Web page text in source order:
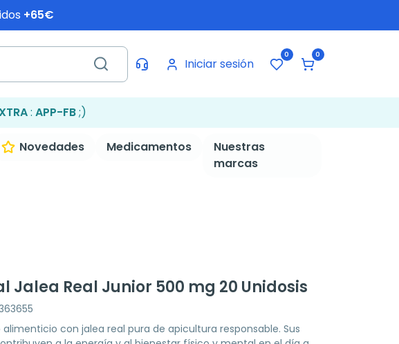
+65€
Iniciar sesión
0 0
: APP-FB;)
Novedades Medicamentos
Nuestras
marcas
Jalea Real Junior 500 mg 20 Unidosis
con jalea real pura de apicultura responsable. Sus